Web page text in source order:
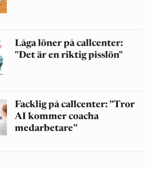
Låga löner på callcenter:
"Det är en riktig pisslön"
Facklig på callcenter: ”Tror
AI kommer coacha
medarbetare”